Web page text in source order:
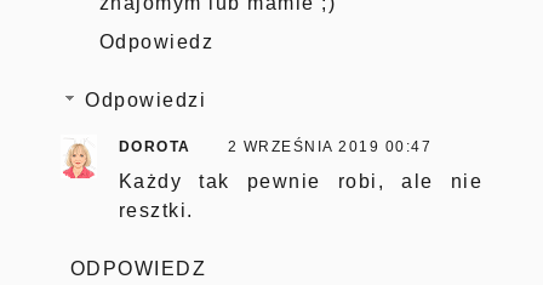
Odpowiedz
Odpowiedzi
DOROTA 2 WRZEŚNIA 2019 00:47
Każdy tak pewnie robi, ale nie
resztki.
ODPOWIEDZ